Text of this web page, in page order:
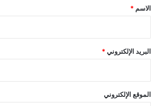
*
الاسم *
البريد الإلكتروني*
الموقع الإلكتروني